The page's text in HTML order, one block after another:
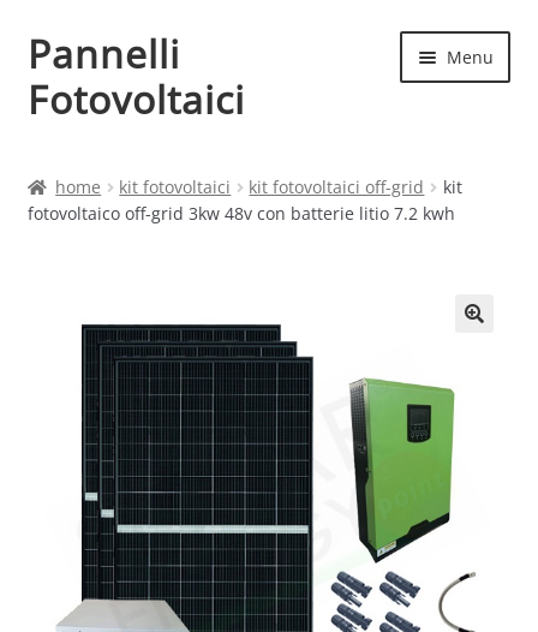
Vai
alla
navigazione
Vai
al
contenuto
Pannelli
Fotovoltaici
Menu
Cart
Chi siamo
Contatti
My account
Produttori
Sample Page
home kit fotovoltaici kit fotovoltaici off-grid
kit
fotovoltaico off-grid 3kw 48v con batterie litio 7.2 kwh